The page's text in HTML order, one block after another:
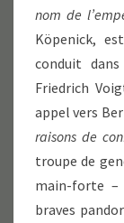
nom de
Köpenick,
conduit
Friedrich
appel vers
raisons de
troupe de
main-forte –
braves